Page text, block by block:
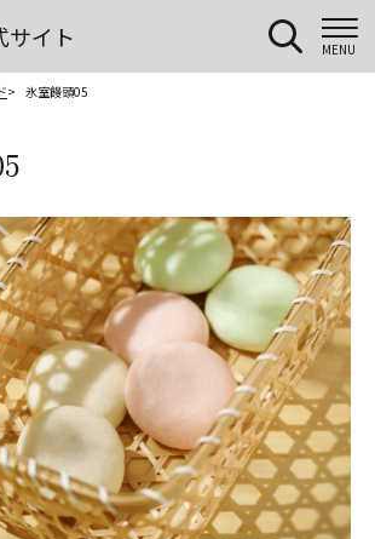
サイト MENU
氷室饅頭05